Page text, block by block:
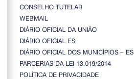
CONSELHO TUTELAR
WEBMAIL
DIÁRIO OFICIAL DA UNIÃO
DIÁRIO OFICIAL ES
DIÁRIO OFICIAL DOS MUNICÍPIOS – ES
PARCERIAS DA LEI 13.019/2014
POLÍTICA DE PRIVACIDADE